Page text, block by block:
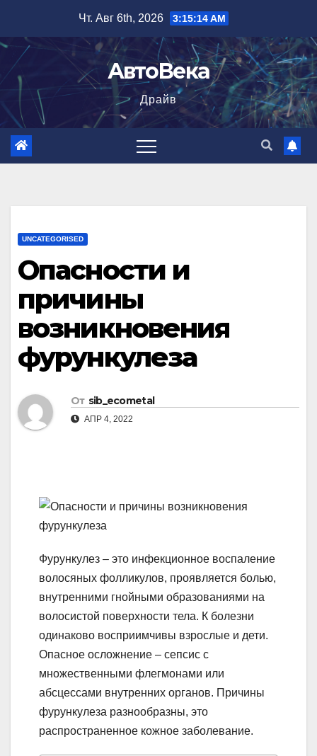
содержимому
Чт. Авг 6th, 2026 3:15:16 AM
АвтоВека
Драйв
UNCATEGORISED
Опасности и
причины
возникновения
фурункулеза
От sib_ecometal
АПР 4, 2022
Фурункулез – это инфекционное воспаление
волосяных фолликулов, проявляется болью,
внутренними гнойными образованиями на
волосистой поверхности тела. К болезни
одинаково восприимчивы взрослые и дети.
Опасное осложнение – сепсис с
множественными флегмонами или
абсцессами внутренних органов. Причины
фурункулеза разнообразны, это
распространенное кожное заболевание.